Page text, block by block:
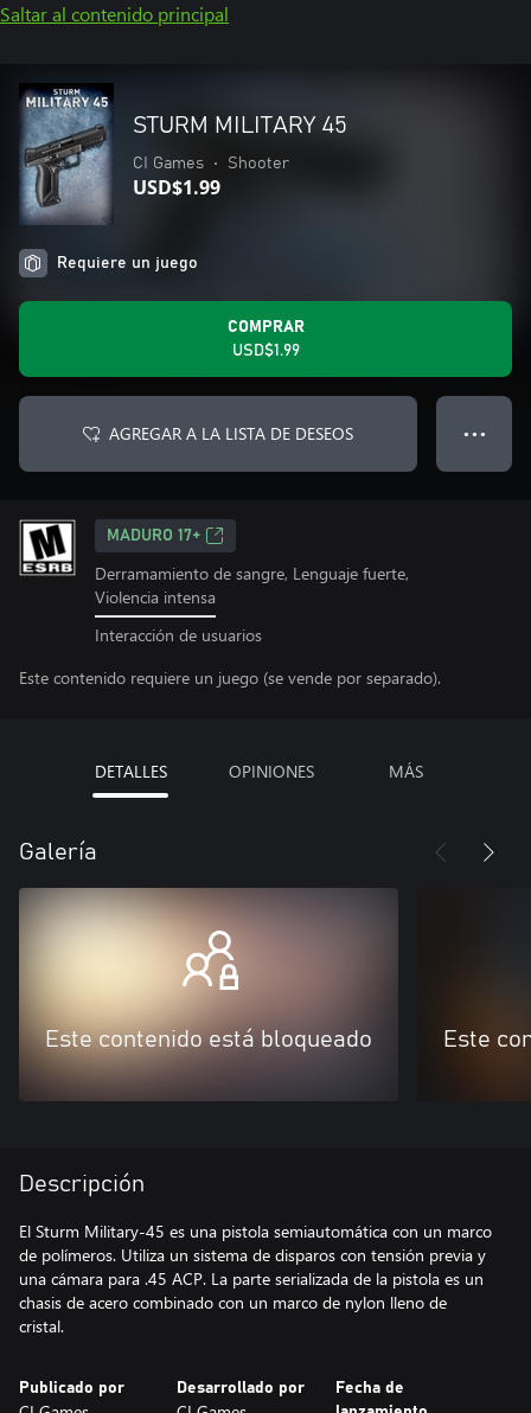
Saltar al contenido principal
STURM MILITARY 45
CI Games • Shooter
USD$1.99
Requiere un juego
COMPRAR
USD$1.99
AGREGAR A LA LISTA DE DESEOS ● ● ●
MADURO 17+
Derramamiento de sangre, Lenguaje fuerte,
Violencia intensa
Interacción de usuarios
Este contenido requiere un juego (se vende por separado).
DETALLES OPINIONES MÁS
Galería
Este contenido está bloqueado Este
Descripción
El Sturm Military-45 es una pistola semiautomática con un marco
de polímeros. Utiliza un sistema de disparos con tensión previa y
una cámara para .45 ACP. La parte serializada de la pistola es un
chasis de acero combinado con un marco de nylon lleno de
cristal.
Publicado por Desarrollado por
Fecha de